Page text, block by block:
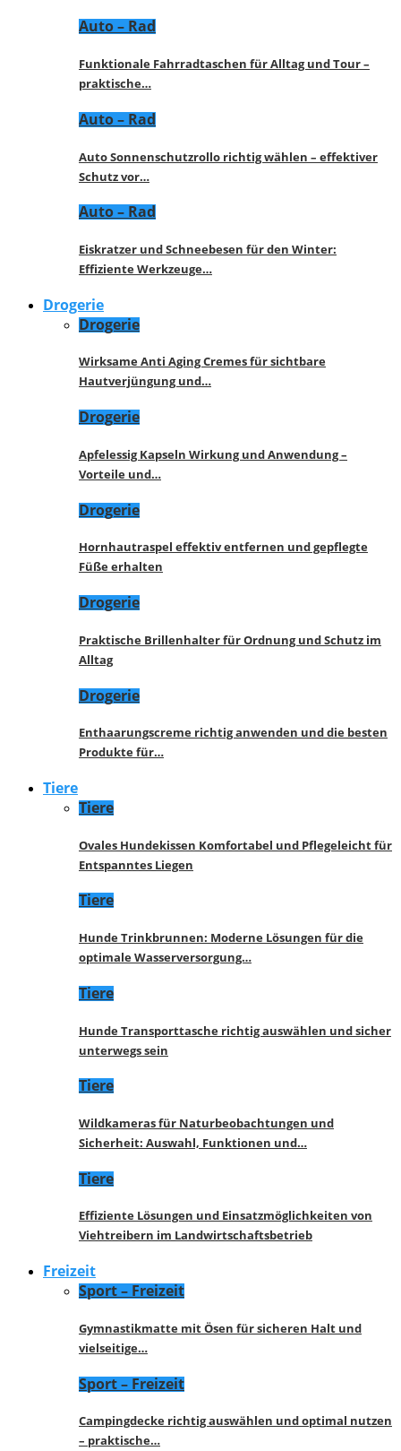
Auto – Rad
Funktionale Fahrradtaschen für Alltag und Tour –
praktische…
Auto – Rad
Auto Sonnenschutzrollo richtig wählen – effektiver
Schutz vor…
Auto – Rad
Eiskratzer und Schneebesen für den Winter:
Effiziente Werkzeuge…
Drogerie
Drogerie
Wirksame Anti Aging Cremes für sichtbare
Hautverjüngung und…
Drogerie
Apfelessig Kapseln Wirkung und Anwendung –
Vorteile und…
Drogerie
Hornhautraspel effektiv entfernen und gepflegte
Füße erhalten
Drogerie
Praktische Brillenhalter für Ordnung und Schutz im
Alltag
Drogerie
Enthaarungscreme richtig anwenden und die besten
Produkte für…
Tiere
Tiere
Ovales Hundekissen Komfortabel und Pflegeleicht für
Entspanntes Liegen
Tiere
Hunde Trinkbrunnen: Moderne Lösungen für die
optimale Wasserversorgung…
Tiere
Hunde Transporttasche richtig auswählen und sicher
unterwegs sein
Tiere
Wildkameras für Naturbeobachtungen und
Sicherheit: Auswahl, Funktionen und…
Tiere
Effiziente Lösungen und Einsatzmöglichkeiten von
Viehtreibern im Landwirtschaftsbetrieb
Freizeit
Sport – Freizeit
Gymnastikmatte mit Ösen für sicheren Halt und
vielseitige…
Sport – Freizeit
Campingdecke richtig auswählen und optimal nutzen
– praktische…